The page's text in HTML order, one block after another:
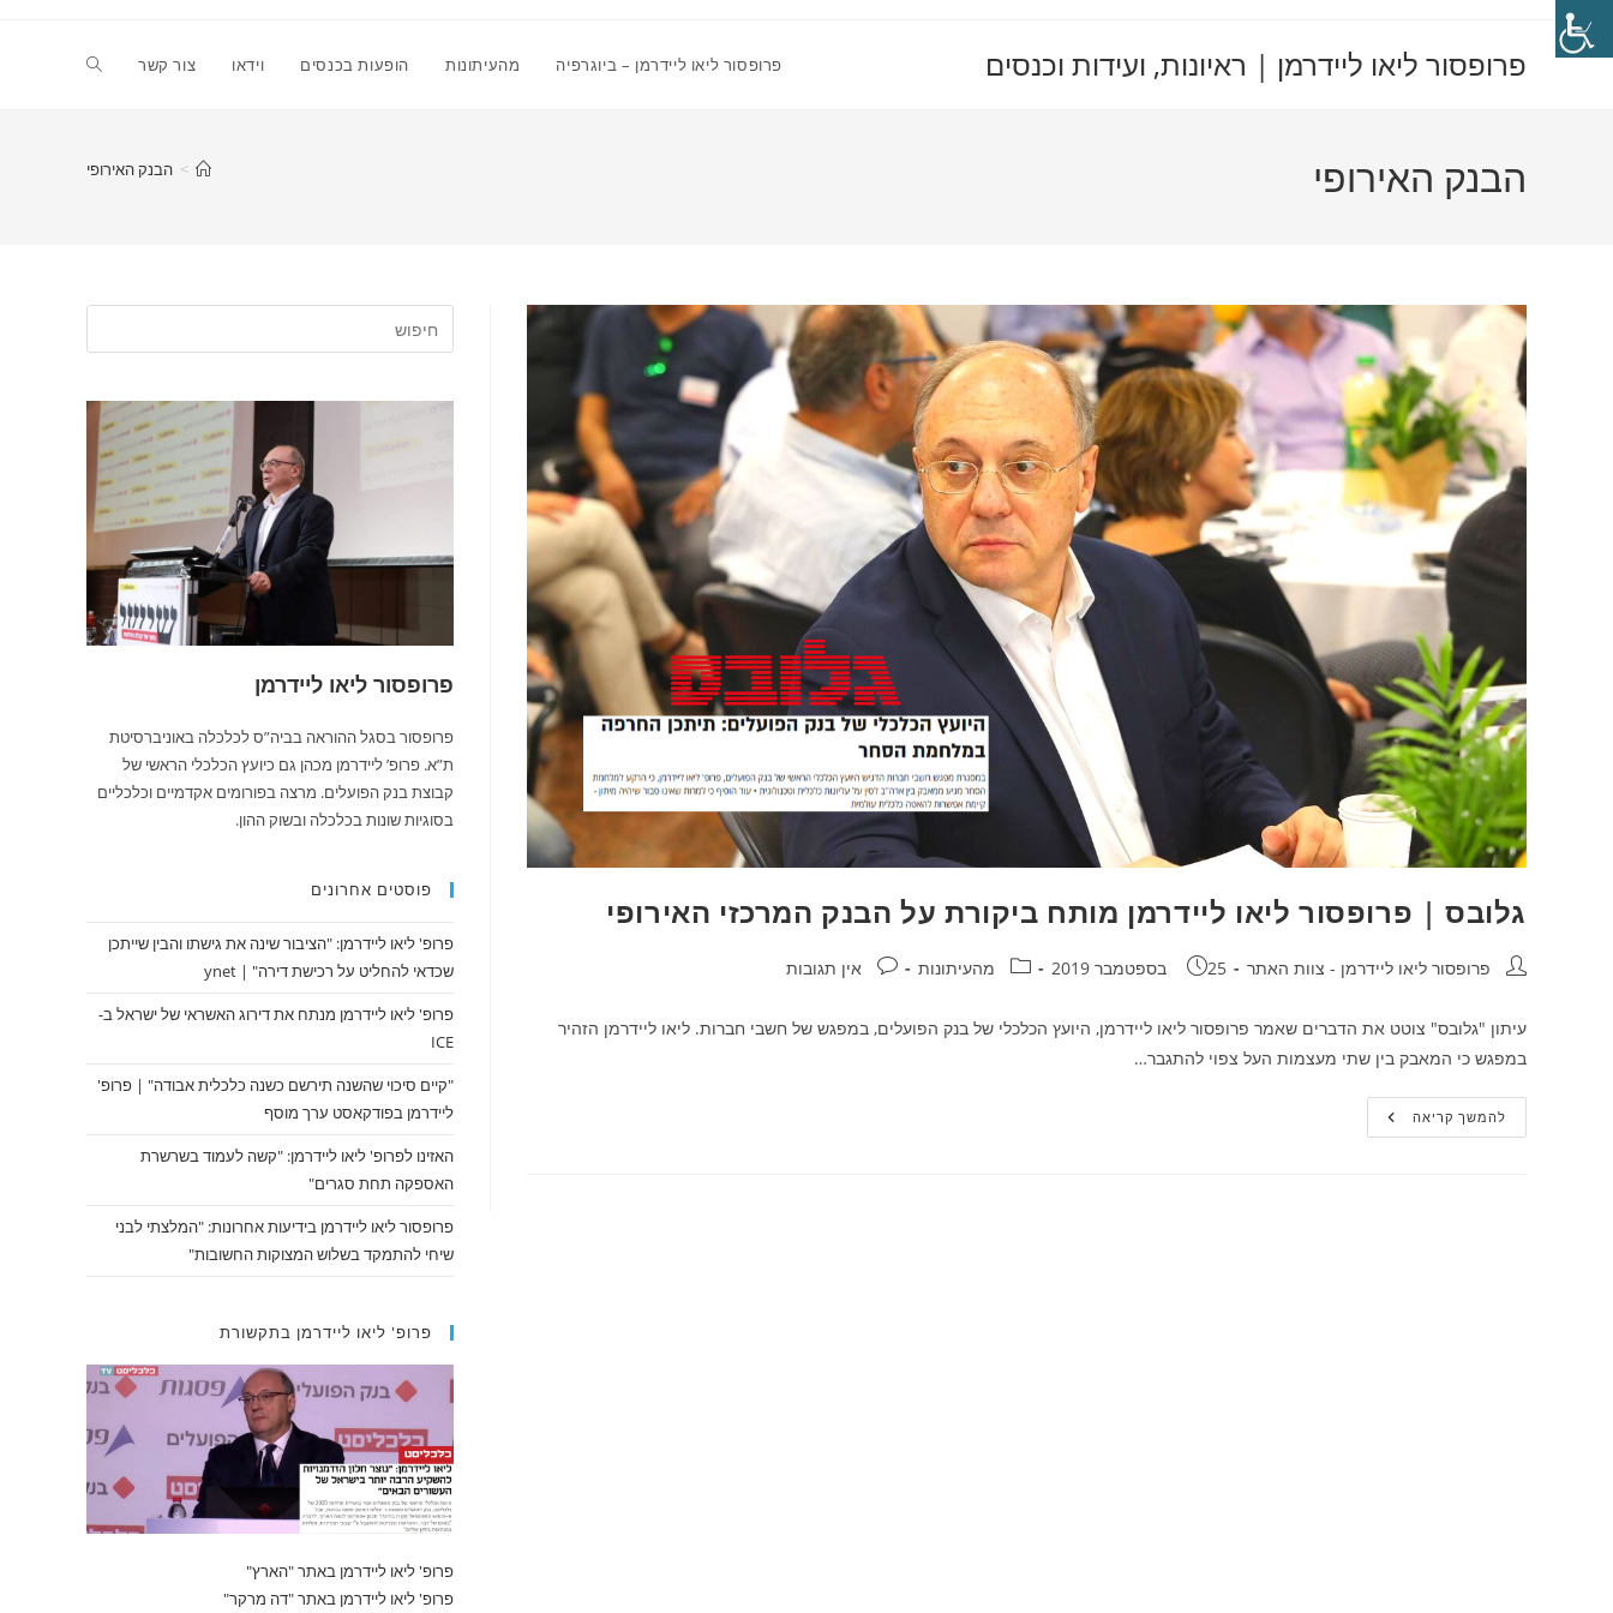
פרופסור ליאו ליידרמן | ראיונות, ועידות וכנסים פרופסור ליאו ליידרמן – ביוגרפיה מהעיתונות הופעות בכנסים וידאו צור קשר Toggle
הבנק האירופי > הבנק האירופי
גלובס | פרופסור ליאו ליידרמן מותח ביקורת על הבנק המרכזי האירופי
מחבר:פרופסור ליאו ליידרמן - צוות האתר פורסם:
25 בספטמבר 2019 קטגוריה:מהעיתונות תגובות:אין תגובות
עיתון "גלובס" צוטט את הדברים שאמר פרופסור ליאו ליידרמן, היועץ הכלכלי של בנק הפועלים, במפגש של חשבי חברות. ליאו ליידרמן הזהיר
במפגש כי המאבק בין שתי מעצמות העל צפוי להתגבר…
להמשך קריאהגלובס
|
פרופסור ליאו ליידרמן
פרופסור בסגל ההוראה בביה”ס לכלכלה באוניברסיטת
ת”א. פרופ’ ליידרמן מכהן גם כיועץ הכלכלי הראשי של
קבוצת בנק הפועלים. מרצה בפורומים אקדמיים וכלכליים
בסוגיות שונות בכלכלה ובשוק ההון.
פוסטים אחרונים
פרופ' ליאו ליידרמן: "הציבור שינה את גישתו והבין שייתכן
שכדאי להחליט על רכישת דירה" | ynet
פרופ' ליאו ליידרמן מנתח את דירוג האשראי של ישראל ב-
ICE
"קיים סיכוי שהשנה תירשם כשנה כלכלית אבודה" | פרופ'
ליידרמן בפודקאסט ערך מוסף
האזינו לפרופ' ליאו ליידרמן: "קשה לעמוד בשרשרת
האספקה תחת סגרים"
פרופסור ליאו ליידרמן בידיעות אחרונות: "המלצתי לבני
שיחי להתמקד בשלוש המצוקות החשובות"
פרופ' ליאו ליידרמן בתקשורת
פרופ' ליאו ליידרמן באתר "הארץ"
פרופ' ליאו ליידרמן באתר "דה מרקר"